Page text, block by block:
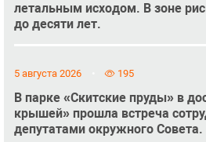
летальным исходом. В зоне
до десяти лет.
5 августа 2026 195
В парке «Скитские пруды» в
крышей» прошла встреча
депутатами окружного Совета.